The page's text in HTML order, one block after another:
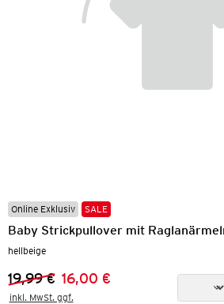
Online Exklusiv SALE
Baby Strickpullover mit
hellbeige
Vorheriger Preis:
19,99 €
Neuer Preis:
16,00 €
inkl. MwSt. ggf.